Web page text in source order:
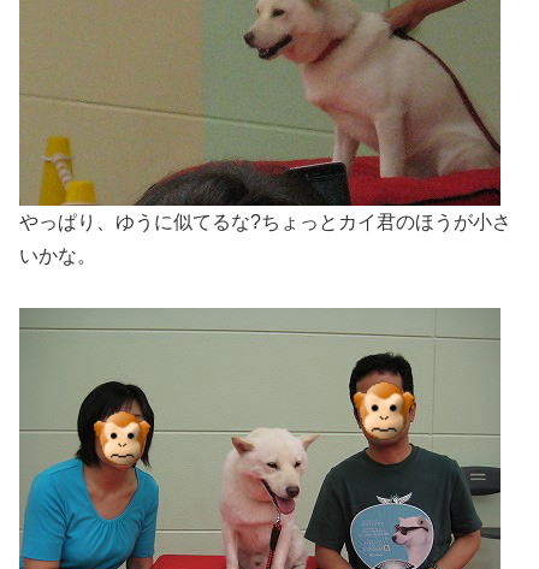
やっぱり、ゆうに似てるな?ちょっとカイ君のほうが小さ
いかな。